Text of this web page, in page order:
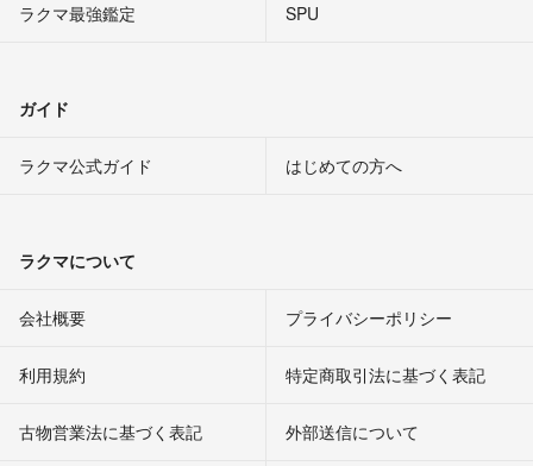
ラクマ最強鑑定
SPU
ガイド
ラクマ公式ガイド はじめての方へ
ラクマについて
会社概要 プライバシーポリシー
利用規約 特定商取引法に基づく表記
古物営業法に基づく表記 外部送信について